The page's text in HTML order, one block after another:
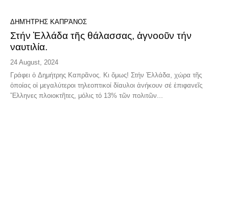
ΔΗΜΉΤΡΗΣ ΚΑΠΡΆΝΟΣ
Στήν Ἑλλάδα τῆς θάλασσας, ἀγνοοῦν τήν
ναυτιλία.
24 August, 2024
Γράφει ὁ Δημήτρης Καπρᾶνος. Kι ὅμως! Στήν Ἑλλάδα, χώρα τῆς
ὁποίας οἱ μεγαλύτεροι τηλεοπτικοί δίαυλοι ἀνήκουν σέ ἐπιφανεῖς
Ἕλληνες πλοιοκτῆτες, μόλις τό 13% τῶν πολιτῶν...